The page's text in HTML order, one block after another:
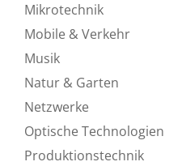
Mikrotechnik
Mobile & Verkehr
Musik
Natur & Garten
Netzwerke
Optische Technologien
Produktionstechnik